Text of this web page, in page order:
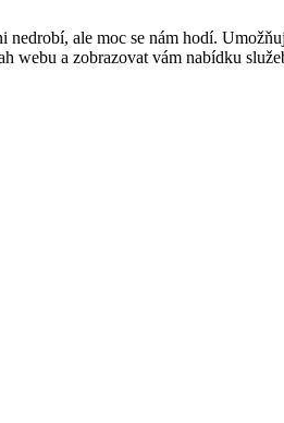
ale moc se nám hodí.
webu a zobrazovat vám nabídku